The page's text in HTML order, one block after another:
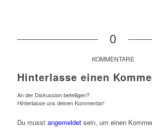
0
KOMMENTARE
Hinterlasse einen
An der Diskussion beteiligen?
Hinterlasse uns deinen Kommentar!
Du musst angemeldetsein, um einen